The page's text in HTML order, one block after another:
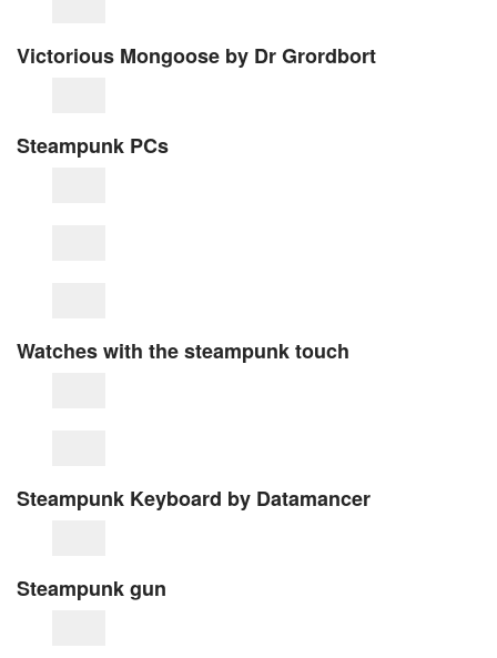
Victorious Mongoose by Dr Grordbort
Steampunk PCs
Watches with the steampunk touch
Steampunk Keyboard by Datamancer
Steampunk gun